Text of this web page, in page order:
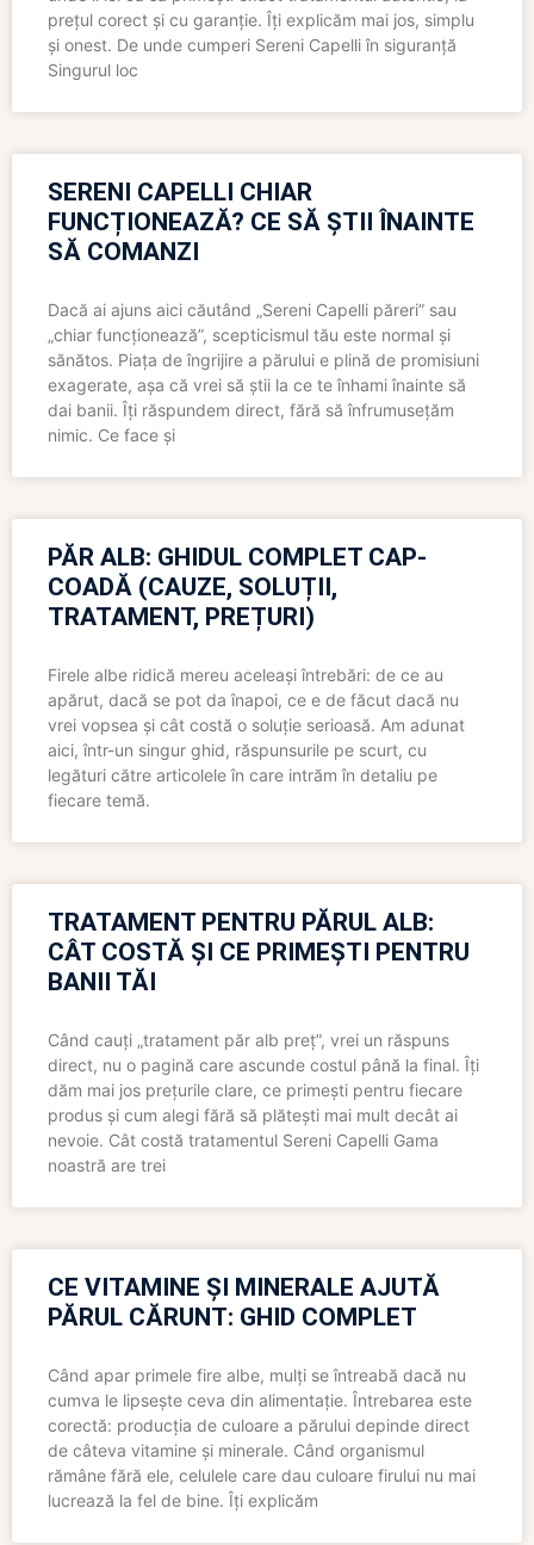
prețul corect și cu garanție. Îți explicăm mai jos, simplu
și onest. De unde cumperi Sereni Capelli în siguranță
Singurul loc
SERENI CAPELLI CHIAR
FUNCȚIONEAZĂ? CE SĂ ȘTII ÎNAINTE
SĂ COMANZI
Dacă ai ajuns aici căutând „Sereni Capelli păreri” sau
„chiar funcționează”, scepticismul tău este normal și
sănătos. Piața de îngrijire a părului e plină de promisiuni
exagerate, așa că vrei să știi la ce te înhami înainte să
dai banii. Îți răspundem direct, fără să înfrumusețăm
nimic. Ce face și
PĂR ALB: GHIDUL COMPLET CAP-
COADĂ (CAUZE, SOLUȚII,
TRATAMENT, PREȚURI)
Firele albe ridică mereu aceleași întrebări: de ce au
apărut, dacă se pot da înapoi, ce e de făcut dacă nu
vrei vopsea și cât costă o soluție serioasă. Am adunat
aici, într-un singur ghid, răspunsurile pe scurt, cu
legături către articolele în care intrăm în detaliu pe
fiecare temă.
TRATAMENT PENTRU PĂRUL ALB:
CÂT COSTĂ ȘI CE PRIMEȘTI PENTRU
BANII TĂI
Când cauți „tratament păr alb preț”, vrei un răspuns
direct, nu o pagină care ascunde costul până la final. Îți
dăm mai jos prețurile clare, ce primești pentru fiecare
produs și cum alegi fără să plătești mai mult decât ai
nevoie. Cât costă tratamentul Sereni Capelli Gama
noastră are trei
CE VITAMINE ȘI MINERALE AJUTĂ
PĂRUL CĂRUNT: GHID COMPLET
Când apar primele fire albe, mulți se întreabă dacă nu
cumva le lipsește ceva din alimentație. Întrebarea este
corectă: producția de culoare a părului depinde direct
de câteva vitamine și minerale. Când organismul
rămâne fără ele, celulele care dau culoare firului nu mai
lucrează la fel de bine. Îți explicăm